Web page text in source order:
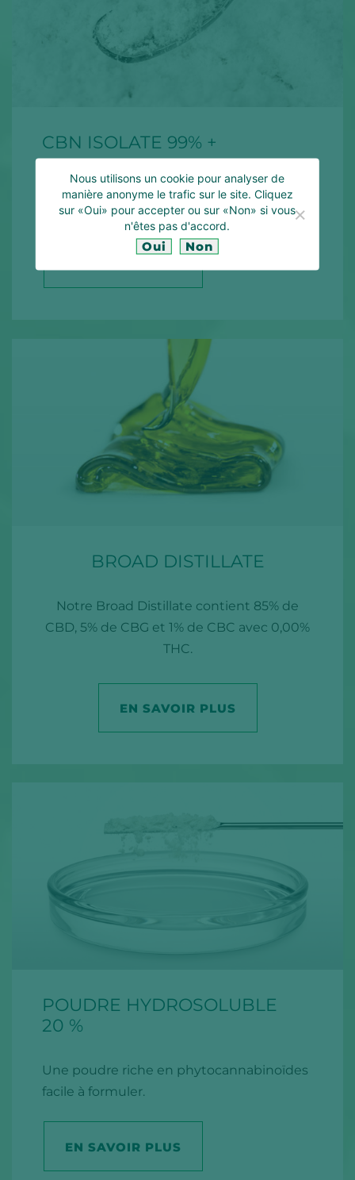
CBN ISOLATE 99% +
Le cannabinol dans sa forme la plus pure.
BROAD DISTILLATE
Notre Broad Distillate contient 85% de
CBD, 5% de CBG et 1% de CBC avec 0,00%
THC.
EN SAVOIR PLUS
POUDRE HYDROSOLUBLE
20 %
Une poudre riche en phytocannabinoïdes
facile à formuler.
EN SAVOIR PLUS
Nous utilisons un cookie pour analyser de
manière anonyme le trafic sur le site. Cliquez
sur «Oui» pour accepter ou sur «Non» si vous
n'êtes pas d'accord.
Oui Non